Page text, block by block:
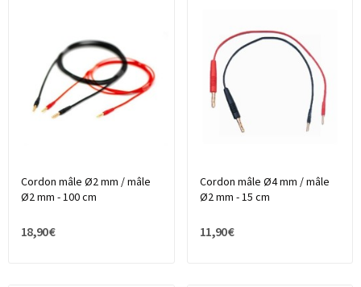
Cordon mâle Ø2 mm / mâle
Ø2 mm - 100 cm
18,90 €
Cordon mâle Ø4 mm / mâle
Ø2 mm - 15 cm
11,90 €